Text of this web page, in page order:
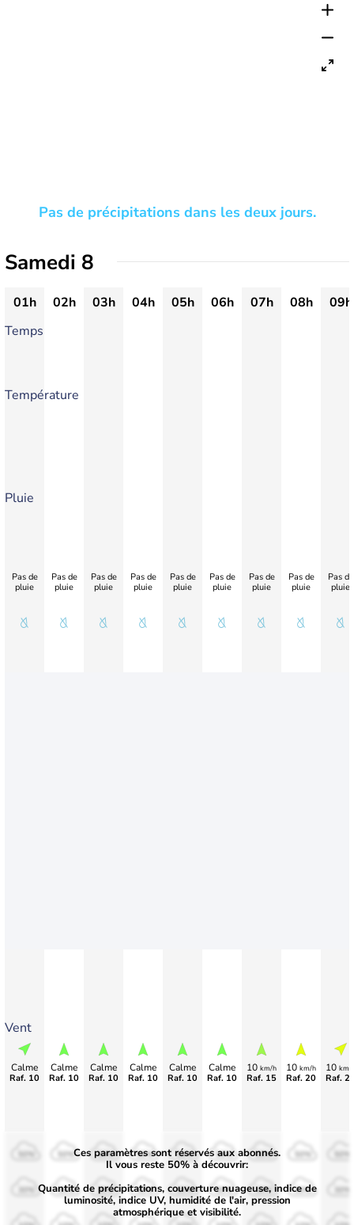
Pas de précipitations dans les deux jours.
Samedi 8
01h 02h 03h 04h 05h 06h 07h 08h
09h
Temps
Température
Pluie
Vent
Pas de
pluie
Calme
Raf. 10
Pas de
pluie
Calme
Raf. 10
Pas de
pluie
Calme
Raf. 10
Pas de
pluie
Calme
Raf. 10
Pas de
pluie
Calme
Raf. 10
Pas de
pluie
Calme
Raf. 10
Pas de
pluie
10 km/h
Raf. 15
Pas de
pluie
10 km/h
Raf. 20
Pas de
pluie
10 km/
Raf.
50%
30%
50%
30%
50%
30%
50%
30%
50%
30%
50%
30%
50%
30%
Ces paramètres sont réservés aux abonnés.
Il vous reste 50% à découvrir:
Quantité de précipitations, couverture nuageuse, indice de
luminosité, indice UV, humidité de l'air, pression
atmosphérique et visibilité.